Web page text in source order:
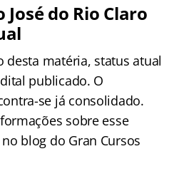
José do Rio Claro
desta matéria, status atual
publicado. O
se já consolidado.
sobre esse
blog do Gran Cursos